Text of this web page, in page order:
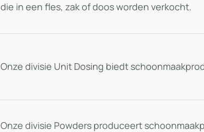
die in een fles, zak of doos worden verkocht.
Onze divisie Unit Dosing biedt
Onze divisie Powders produceert